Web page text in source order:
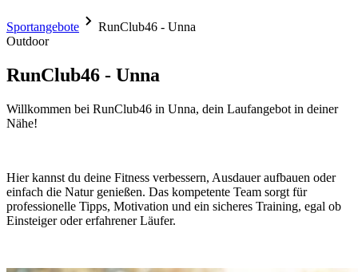
Sportangebote
RunClub46 - Unna
Outdoor
RunClub46 - Unna
Willkommen bei RunClub46 in Unna, dein Laufangebot in deiner
Nähe!
Hier kannst du deine Fitness verbessern, Ausdauer aufbauen oder
einfach die Natur genießen. Das kompetente Team sorgt für
professionelle Tipps, Motivation und ein sicheres Training, egal ob
Einsteiger oder erfahrener Läufer.